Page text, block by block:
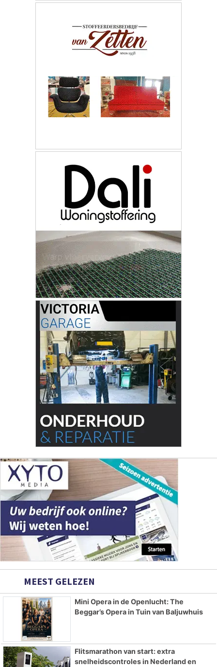
MEEST GELEZEN
Mini Opera in de Openlucht: The
Beggar’s Opera in Tuin van Baljuwhuis
Flitsmarathon van start: extra
snelheidscontroles in Nederland en